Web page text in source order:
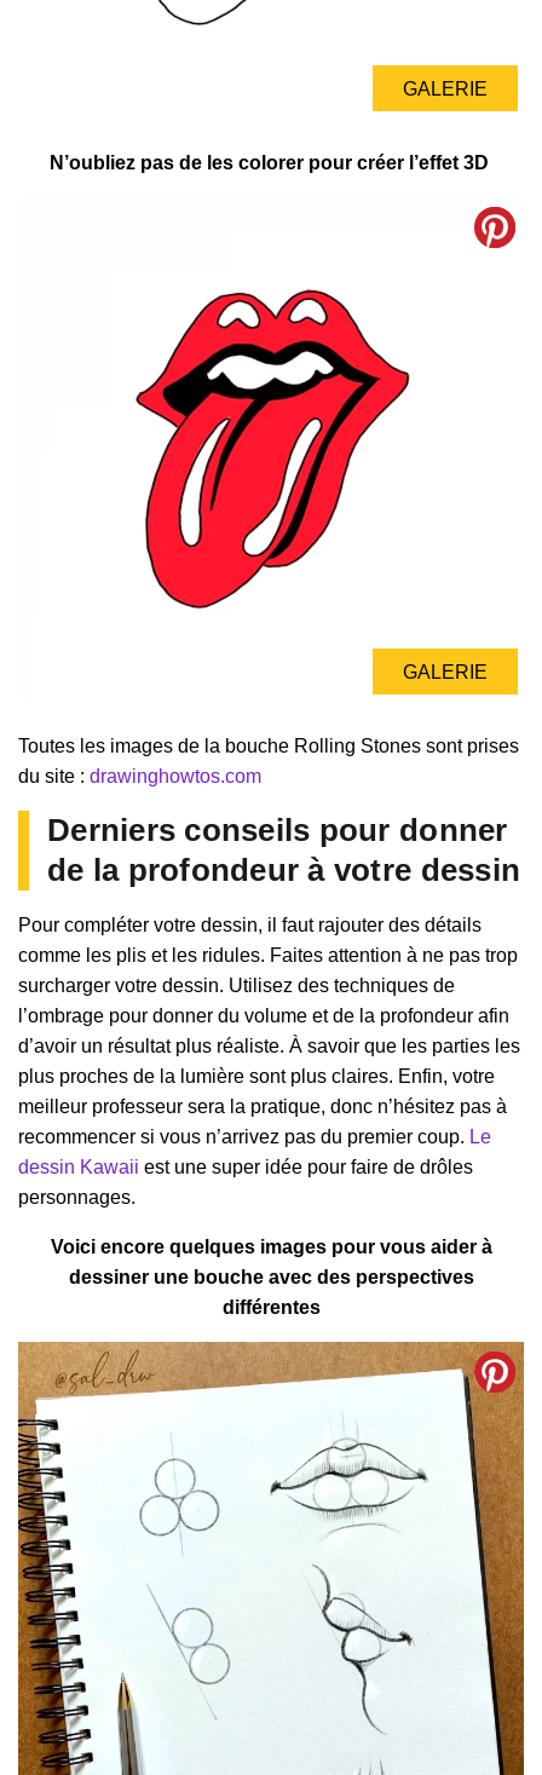
GALERIE
N’oubliez pas de les colorer pour créer l’effet 3D
GALERIE
Toutes les images de la bouche Rolling Stones sont prises
du site : drawinghowtos.com
Derniers conseils pour donner
de la profondeur à votre dessin
Pour compléter votre dessin, il faut rajouter des détails
comme les plis et les ridules. Faites attention à ne pas trop
surcharger votre dessin. Utilisez des techniques de
l’ombrage pour donner du volume et de la profondeur afin
d’avoir un résultat plus réaliste. À savoir que les parties les
plus proches de la lumière sont plus claires. Enfin, votre
meilleur professeur sera la pratique, donc n’hésitez pas à
recommencer si vous n’arrivez pas du premier coup. Le
dessin Kawaii est une super idée pour faire de drôles
personnages.
Voici encore quelques images pour vous aider à
dessiner une bouche avec des perspectives
différentes